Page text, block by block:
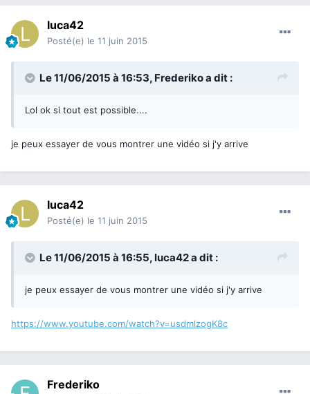
luca42
Posté(e) le 11 juin 2015
Le 11/06/2015 à 16:53, Frederiko a dit :
Lol ok si tout est possible....
je peux essayer de vous montrer une vidéo si j'y arrive
luca42
Posté(e) le 11 juin 2015
Le 11/06/2015 à 16:55, luca42 a dit :
je peux essayer de vous montrer une vidéo si j'y arrive
https://www.youtube.com/watch?v=usdmlzogK8c
Frederiko